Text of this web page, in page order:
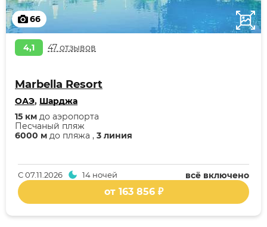
66
4,1 47 отзывов
Marbella Resort
ОАЭ, Шарджа
6000 м до пляжа , 3 линия
Песчаный пляж
15 км до аэропорта
всё включено
С07.11.2026 14 ночей
от 163 856 ₽